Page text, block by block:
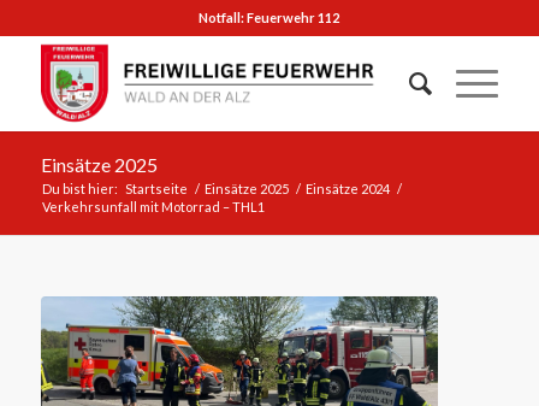
Notfall: Feuerwehr 112
Einsätze 2025
Du bist hier: Startseite / Einsätze 2025 / Einsätze 2024 /
Verkehrsunfall mit Motorrad – THL1